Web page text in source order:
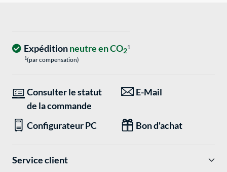
Expéditionneutre en CO21
1(par compensation)
Consulter le statut
de la commande
E-Mail
Configurateur PC Bon d'achat
Service client